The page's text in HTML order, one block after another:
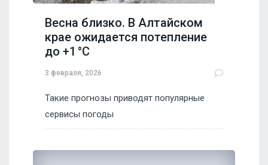
Весна близко. В Алтайском
крае ожидается потепление
до +1 °C
3 февраля, 2026
Такие прогнозы приводят популярные
сервисы погоды